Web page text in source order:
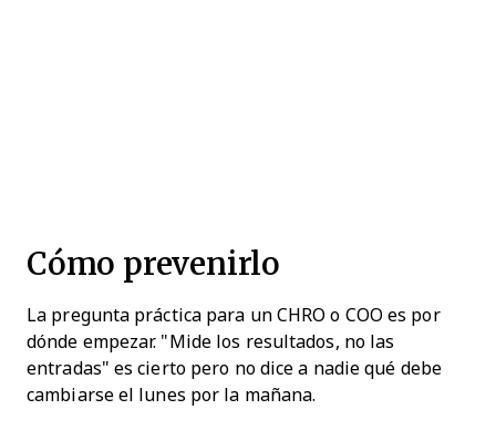
Cómo prevenirlo
La pregunta práctica para un CHRO o COO es por
dónde empezar. "Mide los resultados, no las
entradas" es cierto pero no dice a nadie qué debe
cambiarse el lunes por la mañana.